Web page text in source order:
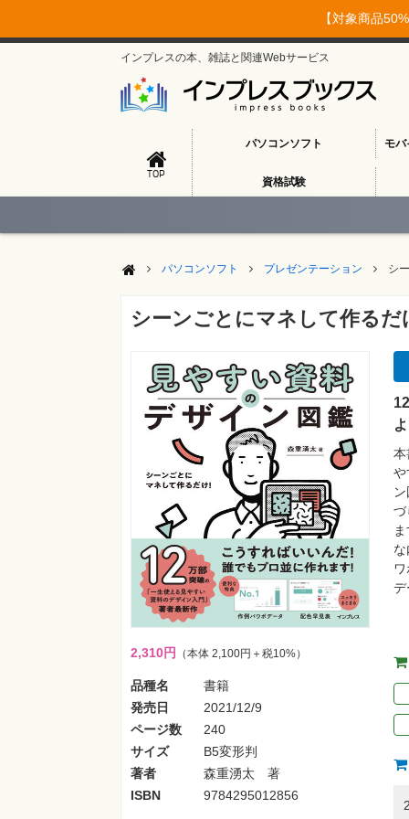
【対象商品
インプレスの本、雑誌と関連Webサービス
TOP
パソコンソフト モ
資格試験
パソコンソフト プレゼンテーション シ
シーンごとにマネして作る
2,310円 （本体 2,100円＋税10%）
品種名
書籍
発売日
2021/12/9
ページ数
240
サイズ
B5変形判
著者
森重湧太 著
ISBN
9784295012856
本
や
づ
デ